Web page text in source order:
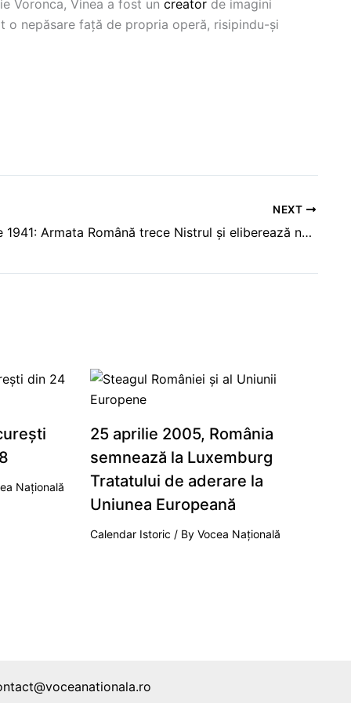
Voronca, Vinea a fost un creator de imagini
nepăsare față de propria operă, risipindu-și
NEXT
7 iulie 1941: Armata Română trece Nistrul și eliberează nordul Bucovinei și o parte importantă a Basarabiei de sub ocupație sovietică
Națională
25 aprilie 2005, România
semnează la Luxemburg
Tratatului de aderare la
Uniunea Europeană
Calendar Istoric / By Vocea Națională